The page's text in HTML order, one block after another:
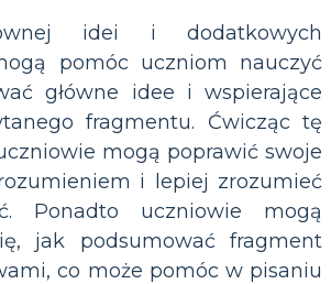
idei i dodatkowych
pomóc uczniom nauczyć
główne idee i wspierające
fragmentu. Ćwicząc tę
mogą poprawić swoje
i lepiej zrozumieć
Ponadto uczniowie mogą
jak podsumować fragment
co może pomóc w pisaniu